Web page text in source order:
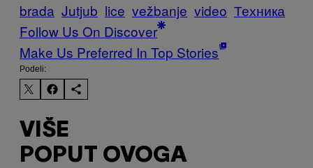
brada Jutjub lice vežbanje video Техника
Follow Us On Discover
Make Us Preferred In Top Stories
Podeli:
VIŠE
POPUT OVOGA